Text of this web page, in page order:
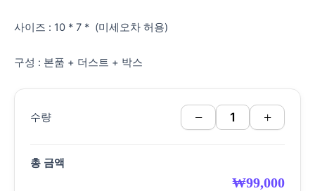
사이즈 : 10 * 7 * (미세오차 허용)
구성 : 본품 + 더스트 + 박스
수량 − +
총 금액
₩99,000